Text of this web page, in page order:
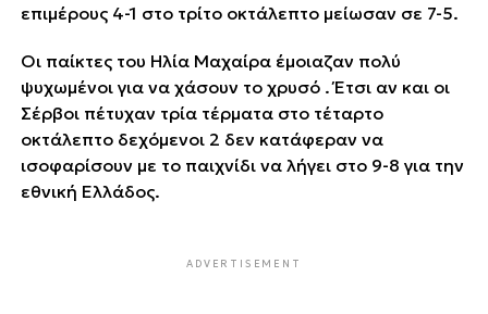
επιμέρους 4-1 στο τρίτο οκτάλεπτο μείωσαν σε 7-5.
Οι παίκτες του Ηλία Μαχαίρα έμοιαζαν πολύ
ψυχωμένοι για να χάσουν το χρυσό . Έτσι αν και οι
Σέρβοι πέτυχαν τρία τέρματα στο τέταρτο
οκτάλεπτο δεχόμενοι 2 δεν κατάφεραν να
ισοφαρίσουν με το παιχνίδι να λήγει στο 9-8 για την
εθνική Ελλάδος.
ADVERTISEMENT